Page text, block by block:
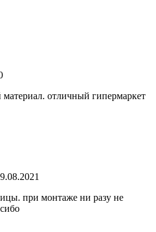
отличный гипермаркет
при монтаже ни разу не